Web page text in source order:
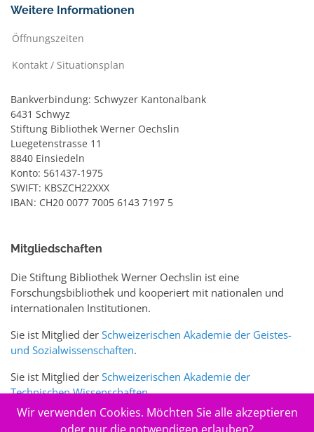
Weitere Informationen
Öffnungszeiten
Kontakt / Situationsplan
Bankverbindung: Schwyzer Kantonalbank
6431 Schwyz
Stiftung Bibliothek Werner Oechslin
Luegetenstrasse 11
8840 Einsiedeln
Konto: 561437-1975
SWIFT: KBSZCH22XXX
IBAN: CH20 0077 7005 6143 7197 5
Mitgliedschaften
Die Stiftung Bibliothek Werner Oechslin ist eine
Forschungsbibliothek und kooperiert mit nationalen und
internationalen Institutionen.
Sie ist Mitglied der Schweizerischen Akademie der Geistes-
und Sozialwissenschaften.
Sie ist Mitglied der Schweizerischen Akademie der
Technischen Wissenschaften.
Sie ist zudem Mitglied des Schweizer Portalswww.sciences-
Wir verwenden Cookies. Möchten Sie alle akzeptieren